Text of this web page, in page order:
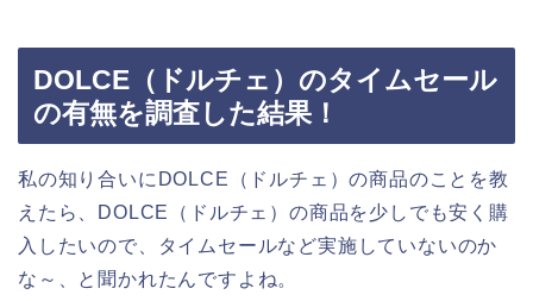
DOLCE（ドルチェ）のタイムセール
の有無を調査した結果！
私の知り合いにDOLCE（ドルチェ）の商品のことを教
えたら、DOLCE（ドルチェ）の商品を少しでも安く購
入したいので、タイムセールなど実施していないのか
な～、と聞かれたんですよね。